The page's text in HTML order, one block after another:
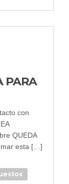
PARA
con
QUEDA
esta […]